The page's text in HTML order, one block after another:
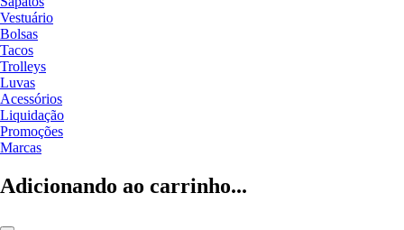
Vestuário
Bolsas
Tacos
Trolleys
Luvas
Acessórios
Liquidação
Promoções
Marcas
Adicionando ao carrinho...